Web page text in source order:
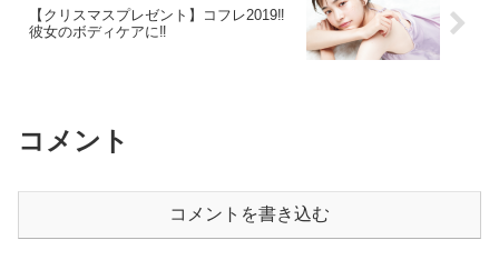
【クリスマスプレゼント】コフレ2019‼︎
彼女のボディケアに‼︎
コメント
コメントを書き込む